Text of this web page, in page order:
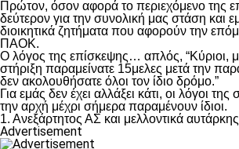
Πρώτον, όσον αφορά το περιεχόμενο της
δεύτερον για την συνολική μας στάση και
διοικητικά ζητήματα που αφορούν την
ΠΑΟΚ.
Ο λόγος της επίσκεψης… απλός, “Κύριοι,
στήριξη παραμείνατε 15μελες μετά την
δεν ακολουθήσατε όλοι τον ίδιο δρόμο.”
Για εμάς δεν έχει αλλάξει κάτι, οι λόγοι
την αρχή μέχρι σήμερα παραμένουν ίδιοι.
1. Ανεξάρτητος ΑΣ και μελλοντικά
Advertisement